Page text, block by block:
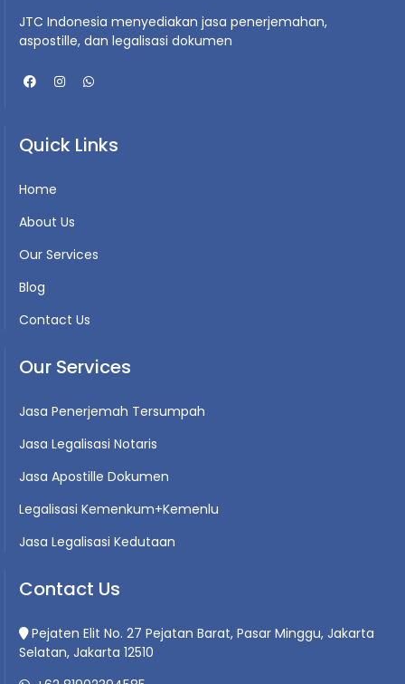
JTC Indonesia menyediakan jasa penerjemahan,
aspostille, dan legalisasi dokumen
Quick Links
Home
About Us
Our Services
Blog
Contact Us
Our Services
Jasa Penerjemah Tersumpah
Jasa Legalisasi Notaris
Jasa Apostille Dokumen
Legalisasi Kemenkum+Kemenlu
Jasa Legalisasi Kedutaan
Contact Us
Pejaten Elit No. 27 Pejatan Barat, Pasar Minggu, Jakarta
Selatan, Jakarta 12510